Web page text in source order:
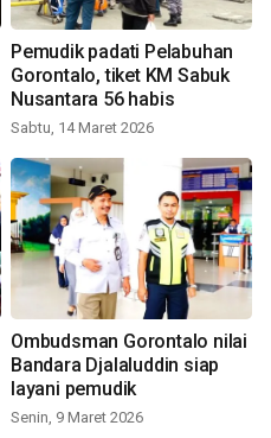
Pemudik padati Pelabuhan
Gorontalo, tiket KM Sabuk
Nusantara 56 habis
Sabtu, 14 Maret 2026
Ombudsman Gorontalo nilai
Bandara Djalaluddin siap
layani pemudik
Senin, 9 Maret 2026